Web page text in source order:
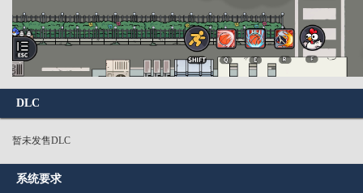
DLC
暂未发售DLC
系统要求